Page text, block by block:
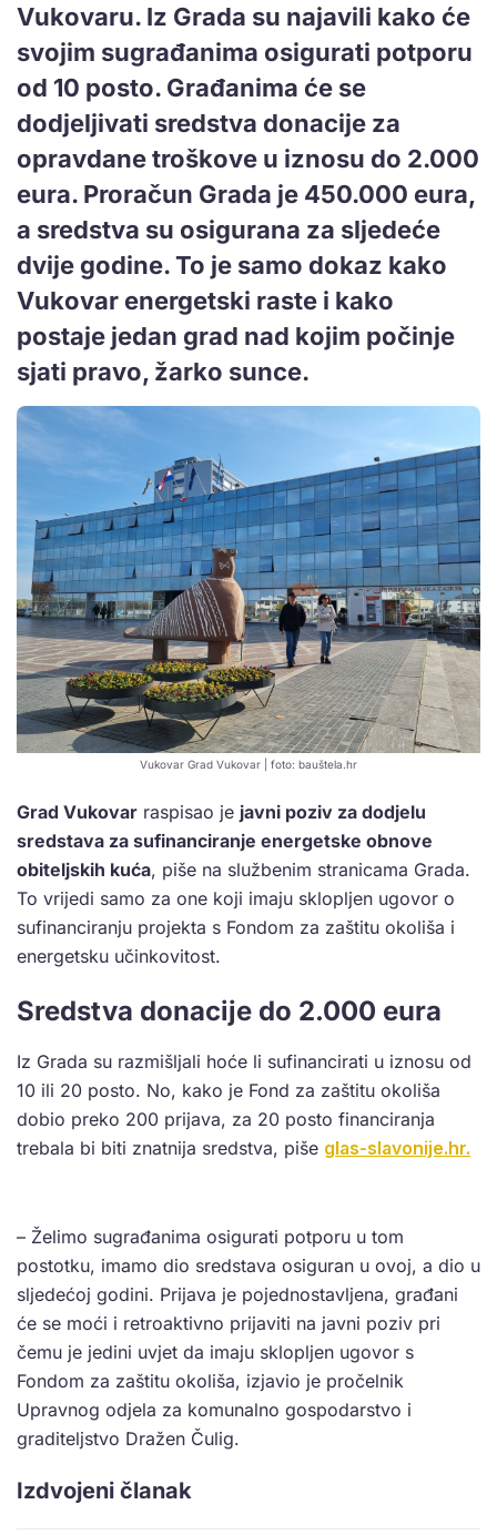
Vukovaru. Iz Grada su najavili kako će
svojim sugrađanima osigurati potporu
od 10 posto. Građanima će se
dodjeljivati sredstva donacije za
opravdane troškove u iznosu do 2.000
eura. Proračun Grada je 450.000 eura,
a sredstva su osigurana za sljedeće
dvije godine. To je samo dokaz kako
Vukovar energetski raste i kako
postaje jedan grad nad kojim počinje
sjati pravo, žarko sunce.
Vukovar Grad Vukovar | foto: bauštela.hr
Grad Vukovar raspisao je javni poziv za dodjelu
sredstava za sufinanciranje energetske obnove
obiteljskih kuća, piše na službenim stranicama Grada.
To vrijedi samo za one koji imaju sklopljen ugovor o
sufinanciranju projekta s Fondom za zaštitu okoliša i
energetsku učinkovitost.
Sredstva donacije do 2.000 eura
Iz Grada su razmišljali hoće li sufinancirati u iznosu od
10 ili 20 posto. No, kako je Fond za zaštitu okoliša
dobio preko 200 prijava, za 20 posto financiranja
trebala bi biti znatnija sredstva, piše glas-slavonije.hr.
– Želimo sugrađanima osigurati potporu u tom
postotku, imamo dio sredstava osiguran u ovoj, a dio u
sljedećoj godini. Prijava je pojednostavljena, građani
će se moći i retroaktivno prijaviti na javni poziv pri
čemu je jedini uvjet da imaju sklopljen ugovor s
Fondom za zaštitu okoliša, izjavio je pročelnik
Upravnog odjela za komunalno gospodarstvo i
graditeljstvo Dražen Čulig.
Izdvojeni članak